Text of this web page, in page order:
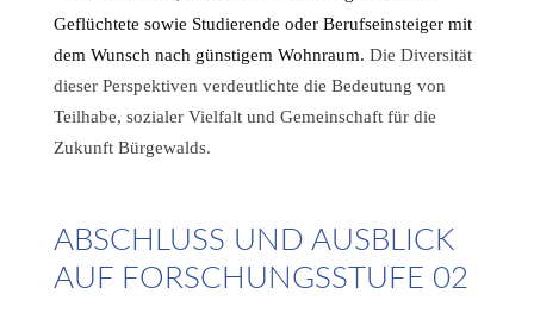
Geflüchtete sowie Studierende oder Berufseinsteiger mit
dem Wunsch nach günstigem Wohnraum. Die Diversität
dieser Perspektiven verdeutlichte die Bedeutung von
Teilhabe, sozialer Vielfalt und Gemeinschaft für die
Zukunft Bürgewalds.
ABSCHLUSS UND AUSBLICK
AUF FORSCHUNGSSTUFE 02